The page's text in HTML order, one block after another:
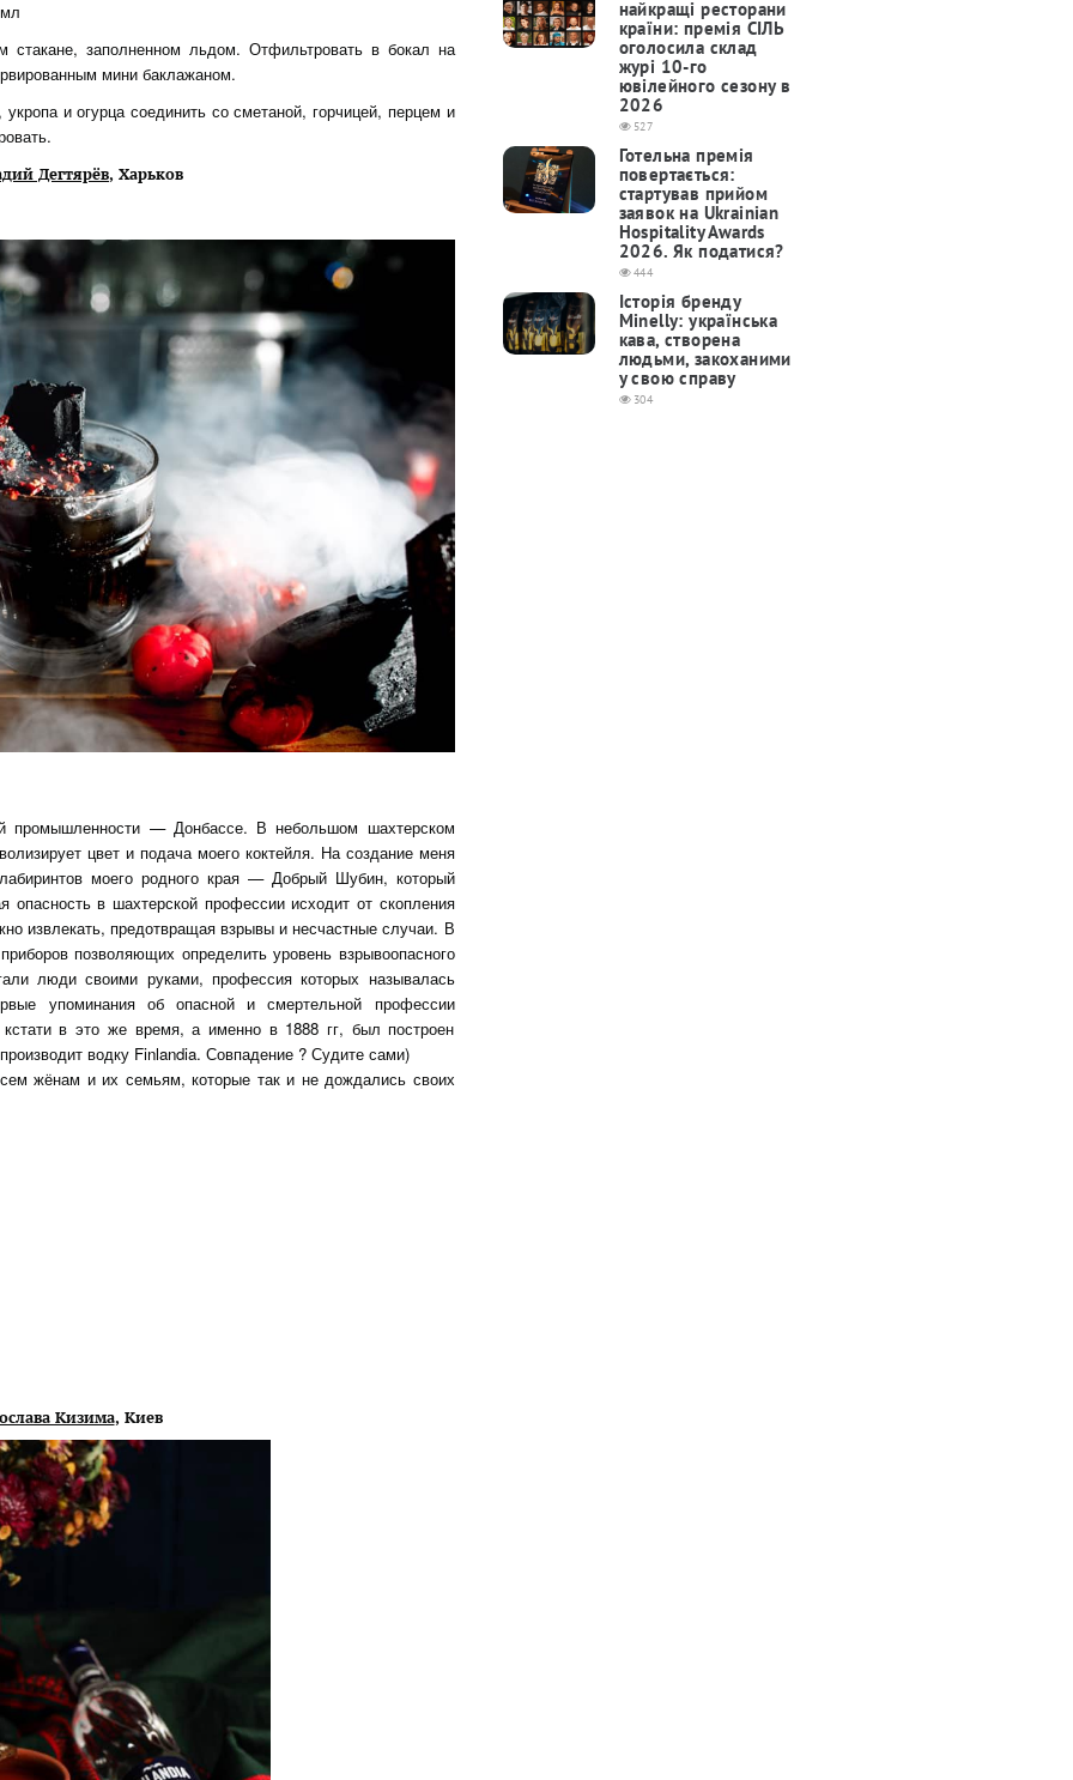
стакане, заполненном льдом. Отфильтровать в бокал на
мини баклажаном.
и огурца соединить со сметаной, горчицей, перцем и
Дегтярёв, Харьков
промышленности — Донбассе. В небольшом шахтерском
цвет и подача моего коктейля. На создание меня
моего родного края — Добрый Шубин, который
в шахтерской профессии исходит от скопления
извлекать, предотвращая взрывы и несчастные случаи. В
позволяющих определить уровень взрывоопасного
люди своими руками, профессия которых называлась
упоминания об опасной и смертельной профессии
в это же время, а именно в 1888 гг, был построен
водку Finlandia. Совпадение ? Судите сами)
жёнам и их семьям, которые так и не дождались своих
Кизима, Киев
найкращі ресторани
країни: премія СІЛЬ
оголосила склад
журі 10-го
ювілейного сезону в
2026
527
Готельна премія
повертається:
cтартував прийом
заявок на Ukrainian
Hospitality Awards
2026. Як податися?
444
Історія бренду
Minelly: українська
кава, створена
людьми, закоханими
у свою справу
304